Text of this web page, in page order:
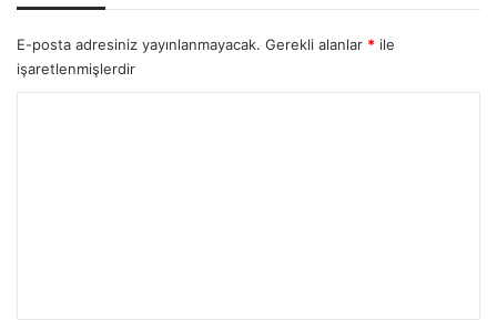
E-posta adresiniz yayınlanmayacak. Gerekli alanlar * ile
işaretlenmişlerdir